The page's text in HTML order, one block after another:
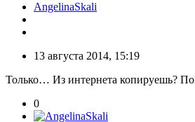
AngelinaSkali
13 августа 2014, 15:19
Только… Из интернета копируешь?
0